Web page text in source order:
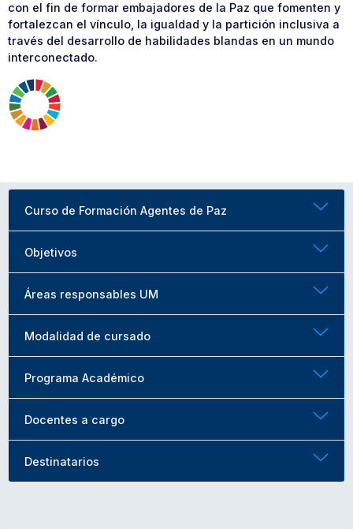
con el fin de formar embajadores de la Paz que fomenten y
fortalezcan el vínculo, la igualdad y la partición inclusiva a
través del desarrollo de habilidades blandas en un mundo
interconectado.
Curso de Formación Agentes de Paz
Objetivos
Áreas responsables UM
Modalidad de cursado
Programa Académico
Docentes a cargo
Destinatarios